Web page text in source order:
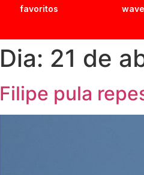
favoritos
Dia: 21 de
Filipe pula